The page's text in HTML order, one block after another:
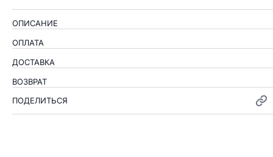
ОПИСАНИЕ
ОПЛАТА
ДОСТАВКА
ВОЗВРАТ
ПОДЕЛИТЬСЯ